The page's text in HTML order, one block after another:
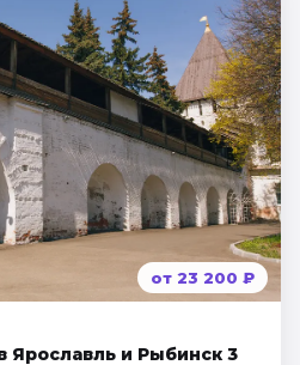
от 23 200 ₽
Ярославль и Рыбинск 3